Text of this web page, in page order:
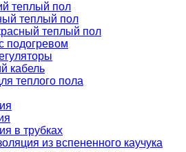
теплый пол
теплый пол
теплый пол
подогревом
кабель
теплого пола
в трубках
из вспененного каучука